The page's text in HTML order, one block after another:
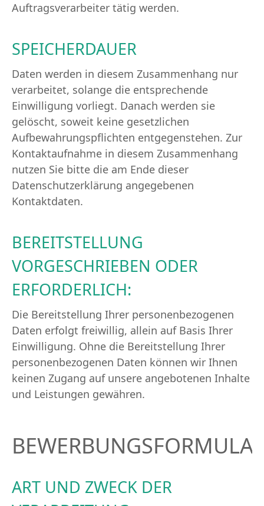
Auftragsverarbeiter tätig werden.
SPEICHERDAUER
Daten werden in diesem Zusammenhang nur
verarbeitet, solange die entsprechende
Einwilligung vorliegt. Danach werden sie
gelöscht, soweit keine gesetzlichen
Aufbewahrungspflichten entgegenstehen. Zur
Kontaktaufnahme in diesem Zusammenhang
nutzen Sie bitte die am Ende dieser
Datenschutzerklärung angegebenen
Kontaktdaten.
BEREITSTELLUNG
VORGESCHRIEBEN ODER
ERFORDERLICH:
Die Bereitstellung Ihrer personenbezogenen
Daten erfolgt freiwillig, allein auf Basis Ihrer
Einwilligung. Ohne die Bereitstellung Ihrer
personenbezogenen Daten können wir Ihnen
keinen Zugang auf unsere angebotenen Inhalte
und Leistungen gewähren.
ART UND ZWECK DER